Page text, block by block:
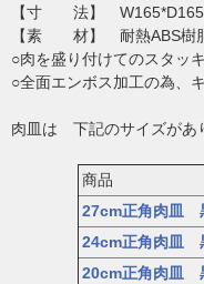
【寸 法】
【素 材】 耐熱ABS樹
○肉を盛り付けてのスタッ
○全面エンボス加工の為、
肉皿は 下記のサイズがあ
商品
27cm正角肉皿
24cm正角肉皿
20cm正角肉皿